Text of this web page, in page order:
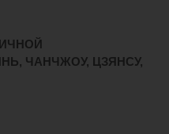
ЧАНЧЖОУ, ЦЗЯНСУ,